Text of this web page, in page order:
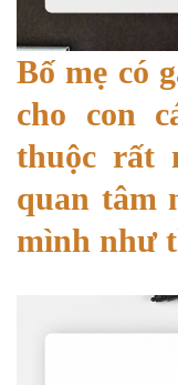
Bố mẹ có
cho con
thuộc rất
quan tâm
mình như